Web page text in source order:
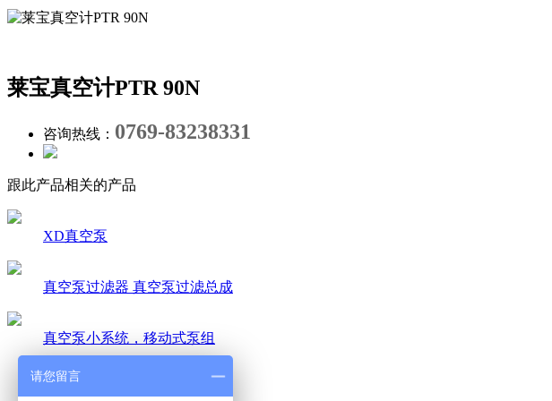
莱宝真空计PTR 90N
咨询热线： 0769-83238331
跟此产品相关的产品
XD真空泵
真空泵过滤器 真空泵过滤总成
真空泵小系统，移动式泵组
产品详情
请您留言